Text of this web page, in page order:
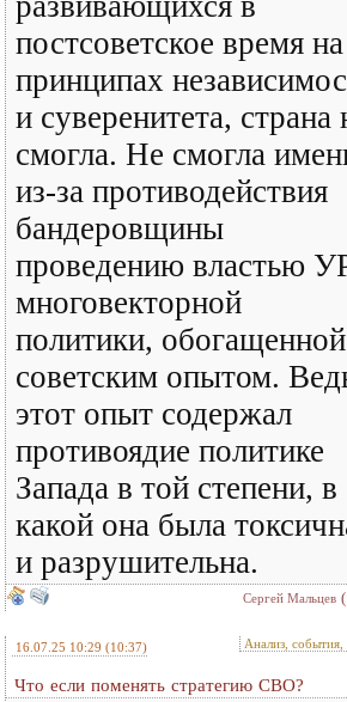
постсоветское время на
принципах
и суверенитета, страна
смогла. Не смогла
из-за противодействия
бандеровщины
проведению властью
многовекторной
политики, обогащенной
советским опытом.
этот опыт содержал
противоядие политике
Запада в той степени, в
какой она была
и разрушительна.
Сергей Мальцев
16.07.25 10:29 (10:37) Анализ, события,
Что если поменять стратегию СВО?